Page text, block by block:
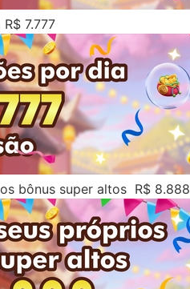
7.777
bônus super altos R$ 8.888